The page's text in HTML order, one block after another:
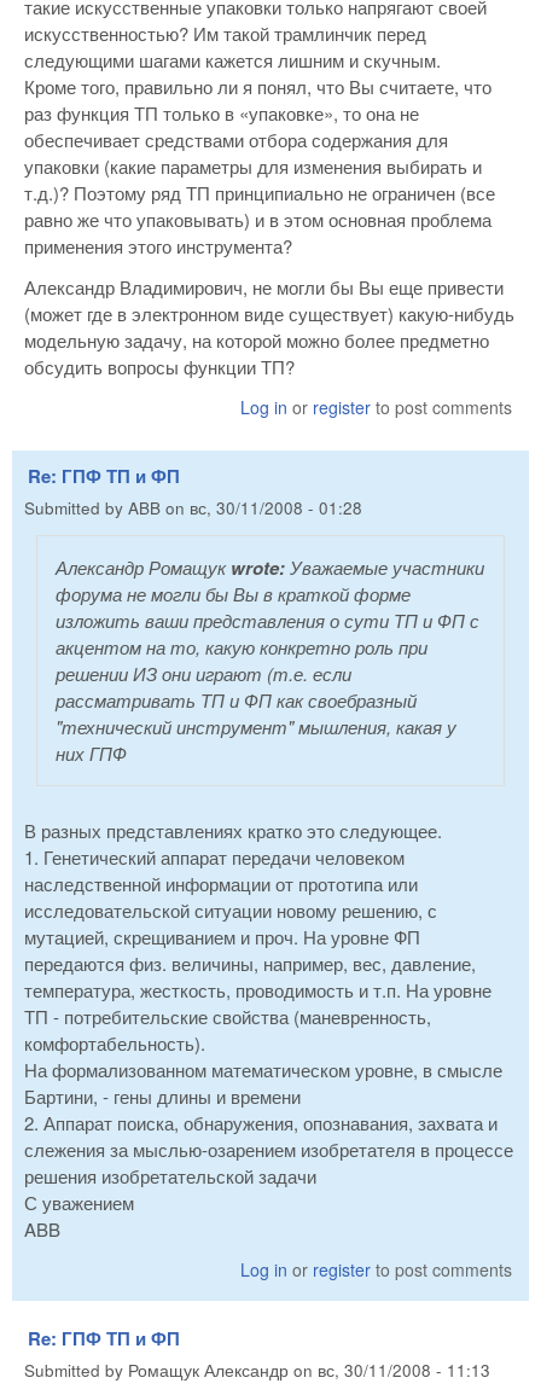
такие искусственные упаковки только напрягают своей
искусственностью? Им такой трамлинчик перед
следующими шагами кажется лишним и скучным.
Кроме того, правильно ли я понял, что Вы считаете, что
раз функция ТП только в «упаковке», то она не
обеспечивает средствами отбора содержания для
упаковки (какие параметры для изменения выбирать и
т.д.)? Поэтому ряд ТП принципиально не ограничен (все
равно же что упаковывать) и в этом основная проблема
применения этого инструмента?
Александр Владимирович, не могли бы Вы еще привести
(может где в электронном виде существует) какую-нибудь
модельную задачу, на которой можно более предметно
обсудить вопросы функции ТП?
Log in or register to post comments
Re: ГПФ ТП и ФП
Submitted by ABB on вс, 30/11/2008 - 01:28
Александр Ромащукwrote:Уважаемые участники
форума не могли бы Вы в краткой форме
изложить ваши представления о сути ТП и ФП с
акцентом на то, какую конкретно роль при
решении ИЗ они играют (т.е. если
рассматривать ТП и ФП как своебразный
"технический инструмент" мышления, какая у
них ГПФ
В разных представлениях кратко это следующее.
1. Генетический аппарат передачи человеком
наследственной информации от прототипа или
исследовательской ситуации новому решению, с
мутацией, скрещиванием и проч. На уровне ФП
передаются физ. величины, например, вес, давление,
температура, жесткость, проводимость и т.п. На уровне
ТП - потребительские свойства (маневренность,
комфортабельность).
На формализованном математическом уровне, в смысле
Бартини, - гены длины и времени
2. Аппарат поиска, обнаружения, опознавания, захвата и
слежения за мыслью-озарением изобретателя в процессе
решения изобретательской задачи
С уважением
ABB
Log in or register to post comments
Re: ГПФ ТП и ФП
Submitted by Ромащук Александр on вс, 30/11/2008 - 11:13